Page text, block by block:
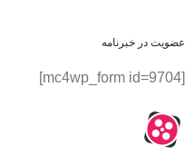
عضویت در خبرنامه
[mc4wp_form id=9704]